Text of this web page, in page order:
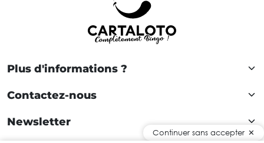
Plus d'informations ?
Contactez-nous
Newsletter
Continuer sans accepter